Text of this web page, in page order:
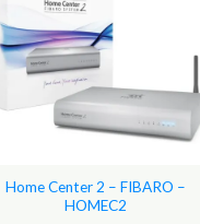
Home Center 2 – FIBARO –
HOMEC2